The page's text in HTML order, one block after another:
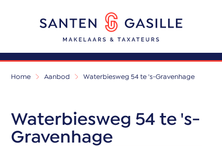
Home Aanbod Waterbiesweg 54 te 's-Gravenhage
Waterbiesweg 54 te 's-
Gravenhage